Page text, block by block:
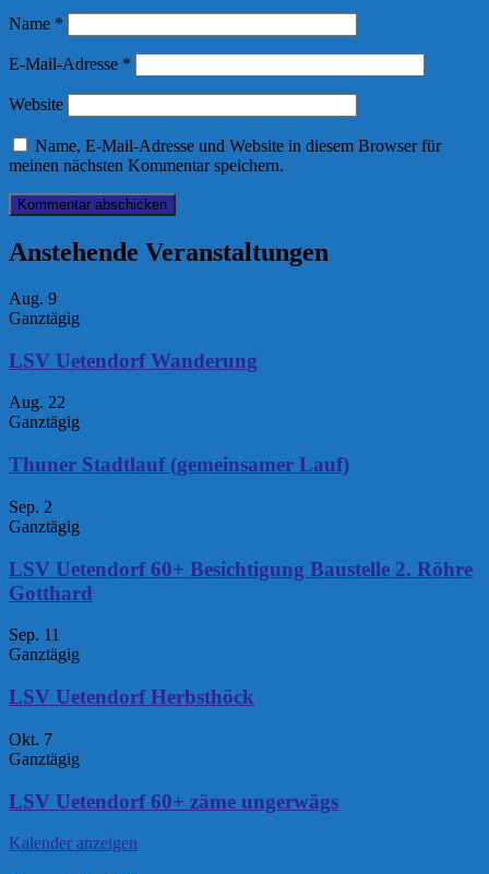
Name *
E-Mail-Adresse *
Website
Name, E-Mail-Adresse und Website in diesem Browser für
meinen nächsten Kommentar speichern.
Anstehende Veranstaltungen
Aug. 9
Ganztägig
LSV Uetendorf Wanderung
Aug. 22
Ganztägig
Thuner Stadtlauf (gemeinsamer Lauf)
Sep. 2
Ganztägig
LSV Uetendorf 60+ Besichtigung Baustelle 2. Röhre
Gotthard
Sep. 11
Ganztägig
LSV Uetendorf Herbsthöck
Okt. 7
Ganztägig
LSV Uetendorf 60+ zäme ungerwägs
Kalender anzeigen